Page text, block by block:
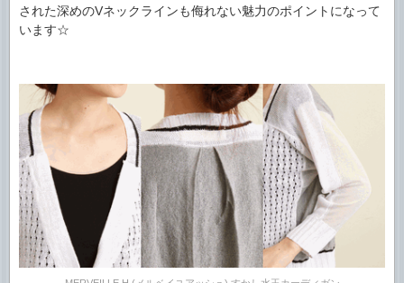
された深めのVネックラインも侮れない魅力のポイントになって
います☆